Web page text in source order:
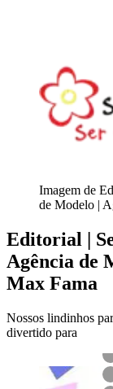
Imagem de
de Modelo |
Editorial |
Agência de
Max Fama
Nossos lindinhos
divertido para